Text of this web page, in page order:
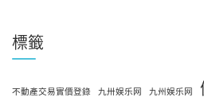
標籤
不動產交易實價登錄 九卅娱乐网 九州娱乐网